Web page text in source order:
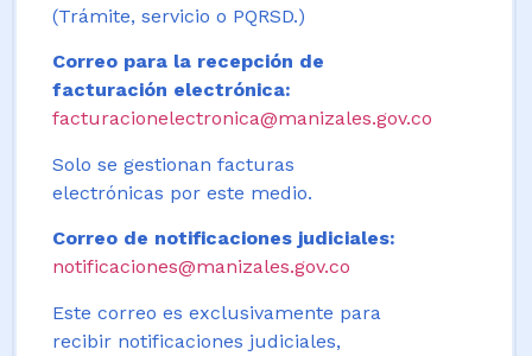
(Trámite, servicio o PQRSD.)
Correo para la recepción de
facturación electrónica:
facturacionelectronica@manizales.gov.co
Solo se gestionan facturas
electrónicas por este medio.
Correo de notificaciones judiciales:
notificaciones@manizales.gov.co
Este correo es exclusivamente para
recibir notificaciones judiciales,